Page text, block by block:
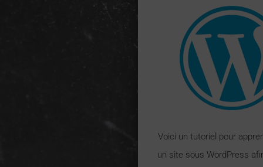
Voici un tutoriel pour
un site sous WordPress